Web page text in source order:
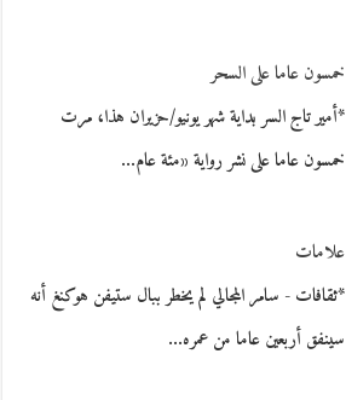
خمسون عاما على السحر
*أمير تاج السر بداية شهر يونيو/حزيران هذا، مرت
خمسون عاما على نشر رواية «مئة عام…
علامات
*ثقافات - سامر المجالي لم يخطر ببال ستيفن هوكنغ أنه
سينفق أربعين عاما من عمره…